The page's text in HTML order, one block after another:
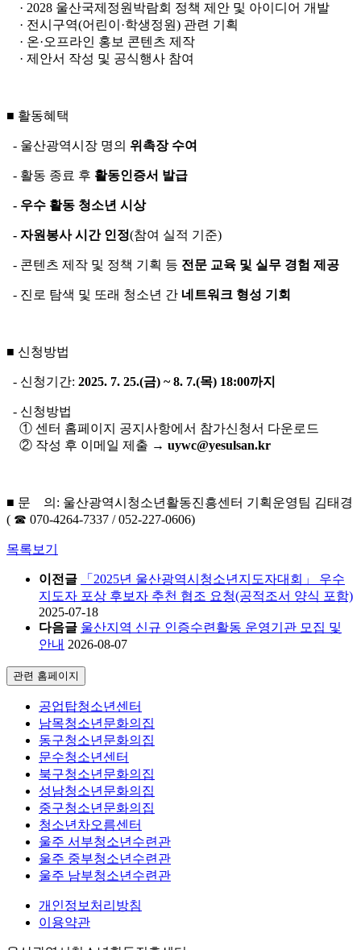
· 2028 울산국제정원박람회 정책 제안 및 아이디어 개발
· 전시구역(어린이·학생정원) 관련 기획
· 온·오프라인 홍보 콘텐츠 제작
· 제안서 작성 및 공식행사 참여
■ 활동혜택
- 울산광역시장 명의 위촉장 수여
- 활동 종료 후 활동인증서 발급
- 우수 활동 청소년 시상
- 자원봉사 시간 인정(참여 실적 기준)
- 콘텐츠 제작 및 정책 기획 등 전문 교육 및 실무 경험 제공
- 진로 탐색 및 또래 청소년 간 네트워크 형성 기회
■ 신청방법
- 신청기간: 2025. 7. 25.(금) ~ 8. 7.(목) 18:00까지
- 신청방법
① 센터 홈페이지 공지사항에서 참가신청서 다운로드
② 작성 후 이메일 제출 → uywc@yesulsan.kr
■ 문 의: 울산광역시청소년활동진흥센터 기획운영팀 김태경
( ☎ 070-4264-7337 / 052-227-0606)
목록보기
이전글
「2025년 울산광역시청소년지도자대회」 우수
지도자 포상 후보자 추천 협조 요청(공적조서 양식 포함)
2025-07-18
다음글 울산지역 신규 인증수련활동 운영기관 모집 및
안내 2026-08-07
관련 홈페이지
공업탑청소년센터
남목청소년문화의집
동구청소년문화의집
문수청소년센터
북구청소년문화의집
성남청소년문화의집
중구청소년문화의집
청소년차오름센터
울주 서부청소년수련관
울주 중부청소년수련관
울주 남부청소년수련관
개인정보처리방침
이용약관